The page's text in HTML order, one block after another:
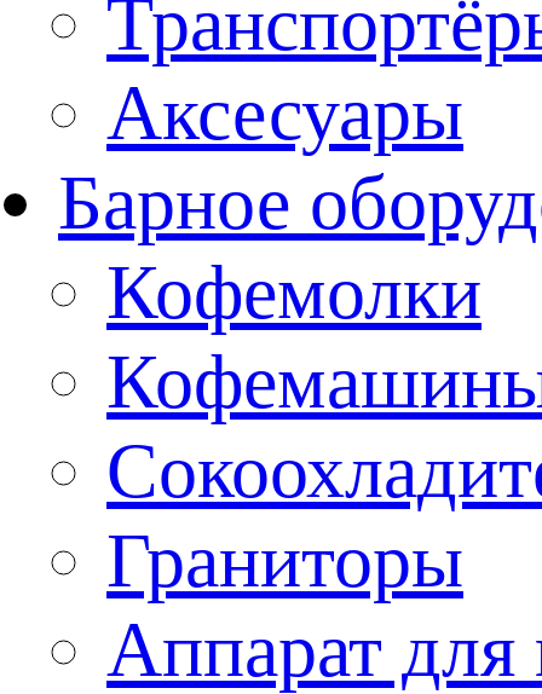
Аксесуары
Барное
Кофемолки
Граниторы
Аппарат для